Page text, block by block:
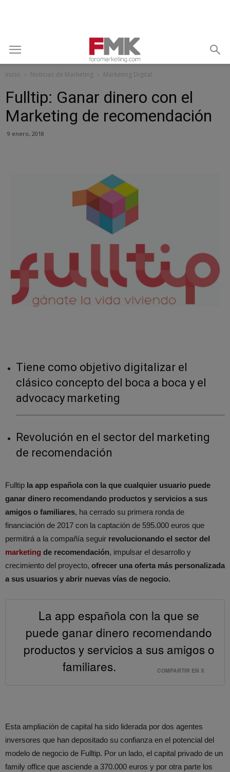
Inicio Noticias de Marketing Marketing Digital
Fulltip: Ganar dinero con el
Marketing de recomendación
9 enero, 2018
Tiene como objetivo digitalizar el
clásico concepto del boca a boca y el
advocacy marketing
Revolución en el sector del marketing
de recomendación
Fulltip la app española con la que cualquier usuario puede
ganar dinero recomendando productos y servicios a sus
amigos o familiares, ha cerrado su primera ronda de
financiación de 2017 con la captación de 595.000 euros que
permitirá a la compañía seguir revolucionando el sector del
marketing de recomendación, impulsar el desarrollo y
crecimiento del proyecto, ofrecer una oferta más personalizada
a sus usuarios y abrir nuevas vías de negocio.
La app española con la que se
puede ganar dinero recomendando
productos y servicios a sus amigos o
familiares.
COMPARTIR EN X
Esta ampliación de capital ha sido liderada por dos agentes
inversores que han depositado su confianza en el potencial del
modelo de negocio de Fulltip. Por un lado, el capital privado de un
family office que asciende a 370.000 euros y por otra parte los